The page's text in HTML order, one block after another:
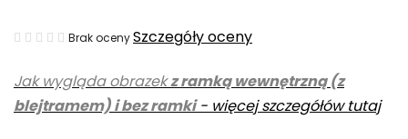
Jak wygląda obrazekz ramką wewnętrzną (z
blejtramem) i bez ramki- więcej szczegółów tutaj
Średnia
produktu
wynosi
Brak ocenySzczegóły oceny